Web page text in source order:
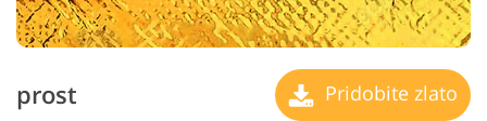
prost Pridobite zlato